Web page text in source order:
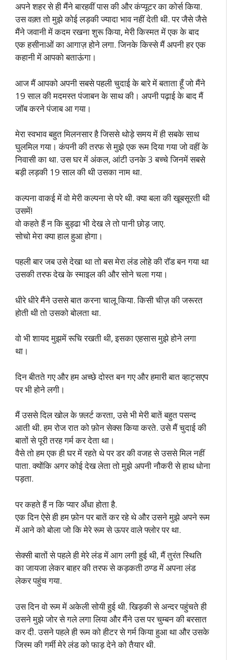
अपने शहर से ही मैंने बारहवीं पास की और कंप्यूटर का कोर्स किया.
उस वक़्त तो मुझे कोई लड़की ज्यादा भाव नहीं देती थी. पर जैसे जैसे
मैंने जवानी में कदम रखना शुरू किया, मेरी किस्मत में एक के बाद
एक हसीनाओं का आगाज़ होने लगा. जिनके किस्से मैं अपनी हर एक
कहानी में आपको बताऊंगा।
आज मैं आपको अपनी सबसे पहली चुदाई के बारे में बताता हूँ जो मैंने
19 साल की मदमस्त पंजाबन के साथ की। अपनी पढ़ाई के बाद मैं
जॉब करने पंजाब आ गया।
मेरा स्वभाव बहुत मिलनसार है जिससे थोड़े समय में ही सबके साथ
घुलमिल गया। कंपनी की तरफ से मुझे एक रूम दिया गया जो वहीं के
निवासी का था. उस घर में अंकल, आंटी उनके 3 बच्चे जिनमें सबसे
बड़ी लड़की 19 साल की थी उसका नाम था.
कल्पना वाकई में वो मेरी कल्पना से परे थी. क्या बला की खूबसूरती थी
उसमें!
वो कहते हैं न कि बुड्ढा भी देख ले तो पानी छोड़ जाए.
सोचो मेरा क्या हाल हुआ होगा।
पहली बार जब उसे देखा था तो बस मेरा लंड लोहे की रॉड बन गया था
उसकी तरफ देख के स्माइल की और सोने चला गया।
धीरे धीरे मैंने उससे बात करना चालू किया. किसी चीज़ की जरूरत
होती थी तो उसको बोलता था.
वो भी शायद मुझमें रूचि रखती थी, इसका एहसास मुझे होने लगा
था।
दिन बीतते गए और हम अच्छे दोस्त बन गए और हमारी बात व्हाट्सएप
पर भी होने लगी।
मैं उससे दिल खोल के फ़्लर्ट करता, उसे भी मेरी बातें बहुत पसन्द
आती थी. हम रोज रात को फ़ोन सेक्स किया करते. उसे मैं चुदाई की
बातों से पूरी तरह गर्म कर देता था।
वैसे तो हम एक ही घर में रहते थे पर डर की वजह से उससे मिल नहीं
पाता. क्योंकि अगर कोई देख लेता तो मुझे अपनी नौकरी से हाथ धोना
पड़ता.
पर कहते हैं न कि प्यार अँधा होता है.
एक दिन ऐसे ही हम फ़ोन पर बातें कर रहे थे और उसने मुझे अपने रूम
में आने को बोला जो कि मेरे रूम से ऊपर वाले फ्लोर पर था.
सेक्सी बातों से पहले ही मेरे लंड में आग लगी हुई थी, मैं तुरंत स्थिति
का जायजा लेकर बाहर की तरफ से कड़कती ठण्ड में अपना लंड
लेकर पहुंच गया.
उस दिन वो रूम में अकेली सोयी हुई थी. खिड़की से अन्दर पहुंचते ही
उसने मुझे जोर से गले लगा लिया और मैंने उस पर चुम्बन की बरसात
कर दी. उसने पहले ही रूम को हीटर से गर्म किया हुआ था और उसके
जिस्म की गर्मी मेरे लंड को फाड़ देने को तैयार थी.